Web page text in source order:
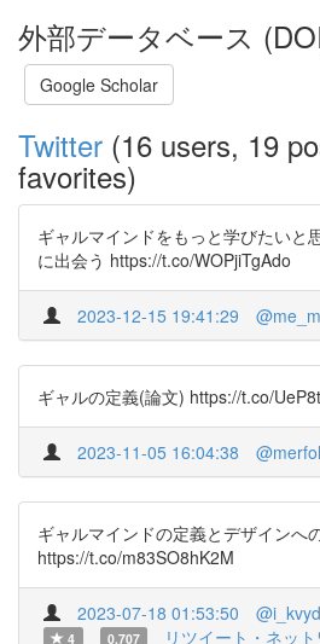
外部データベース
Google Scholar
Twitter (16 users, 19
favorites)
ギャルマインドをもっと学びたいと
に出会う https://t.co/WOPjiTgAdo
2023-12-15 19:41:29
ギャルの定義(論文) https://t.co/
2023-11-05 16:04:38
ギャルマインドの定義とデザインへ
https://t.co/m83SO8hK2M
2023-07-18 01:53:50 @i_kvyd
4
0.707 リツイート・ネッ